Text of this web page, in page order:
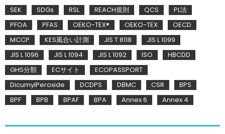
SEK
SDGs RSL REACH規則 QCS
PL法
PFOA
PFAS OEKO-TEX® OEKO-TEX
OECD
MCCP
KES風合い計測 JIS T 8118
JIS L 1099
JIS L 1096
JIS L 1094 JIS L 1092 ISO
HBCDD
GHS分類
ECサイト
ECOPASSPORT
DicumylPeroxide
DCDPS DBMC CSR
BPS
BPF
BPB BPAF BPA Annex 6 Annex 4